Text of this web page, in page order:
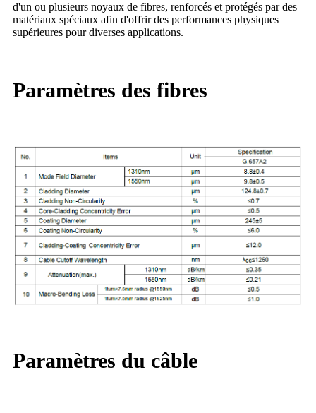
d'un ou plusieurs noyaux de fibres, renforcés et protégés par des
matériaux spéciaux afin d'offrir des performances physiques
supérieures pour diverses applications.
Paramètres des fibres
Paramètres du câble